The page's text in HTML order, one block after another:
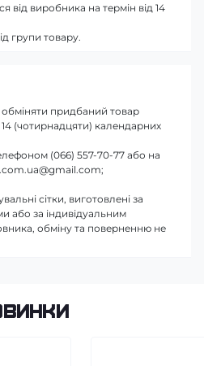
від виробника на термін від 14
групи товару.
придбаний товар
(чотирнадцяти) календарних
(066) 557-70-77 або на
сітки, виготовлені за
або за індивідуальним
обміну та поверненню не